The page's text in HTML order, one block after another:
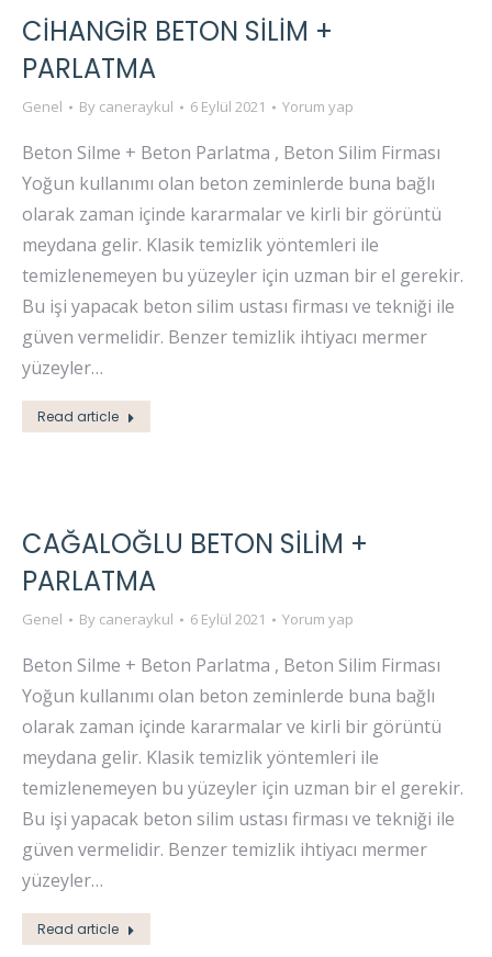
CİHANGİR BETON SİLİM +
PARLATMA
Genel By caneraykul 6 Eylül 2021 Yorum yap
Beton Silme + Beton Parlatma , Beton Silim Firması
Yoğun kullanımı olan beton zeminlerde buna bağlı
olarak zaman içinde kararmalar ve kirli bir görüntü
meydana gelir. Klasik temizlik yöntemleri ile
temizlenemeyen bu yüzeyler için uzman bir el gerekir.
Bu işi yapacak beton silim ustası firması ve tekniği ile
güven vermelidir. Benzer temizlik ihtiyacı mermer
yüzeyler…
Read article
CAĞALOĞLU BETON SİLİM +
PARLATMA
Genel By caneraykul 6 Eylül 2021 Yorum yap
Beton Silme + Beton Parlatma , Beton Silim Firması
Yoğun kullanımı olan beton zeminlerde buna bağlı
olarak zaman içinde kararmalar ve kirli bir görüntü
meydana gelir. Klasik temizlik yöntemleri ile
temizlenemeyen bu yüzeyler için uzman bir el gerekir.
Bu işi yapacak beton silim ustası firması ve tekniği ile
güven vermelidir. Benzer temizlik ihtiyacı mermer
yüzeyler…
Read article